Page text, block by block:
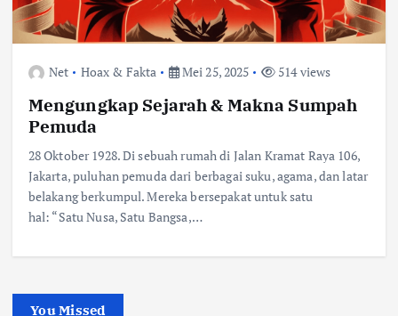
Net Hoax & Fakta Mei 25, 2025 514 views
Mengungkap Sejarah & Makna Sumpah
Pemuda
28 Oktober 1928. Di sebuah rumah di Jalan Kramat Raya 106,
Jakarta, puluhan pemuda dari berbagai suku, agama, dan latar
belakang berkumpul. Mereka bersepakat untuk satu
hal: “Satu Nusa, Satu Bangsa,…
You Missed